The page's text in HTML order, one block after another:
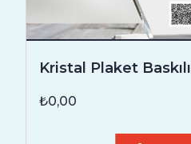
Kristal Plaket Baskılı
₺0,00